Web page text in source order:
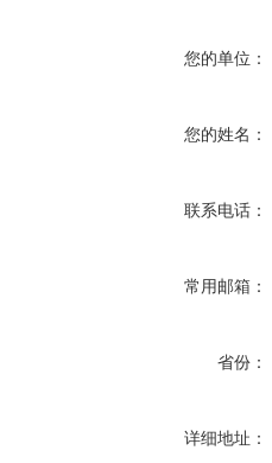
您的单位：
您的姓名：
联系电话：
常用邮箱：
省份：
详细地址：